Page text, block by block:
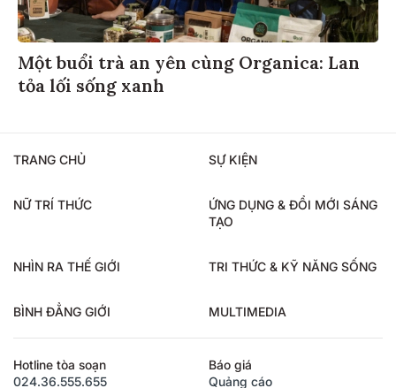
Một buổi trà an yên cùng Organica: Lan
tỏa lối sống xanh
TRANG CHỦ SỰ KIỆN
NỮ TRÍ THỨC
ỨNG DỤNG & ĐỔI MỚI SÁNG
TẠO
NHÌN RA THẾ GIỚI TRI THỨC & KỸ NĂNG SỐNG
BÌNH ĐẲNG GIỚI MULTIMEDIA
Hotline tòa soạn
024.36.555.655
Báo giá
Quảng cáo